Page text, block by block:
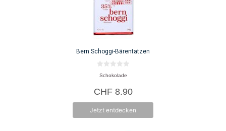
Bern Schoggi-Bärentatzen
v
n
5
Schokolade
CHF8.90
Jetzt entdecken